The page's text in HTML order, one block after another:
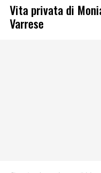
Vita privata di
Varrese